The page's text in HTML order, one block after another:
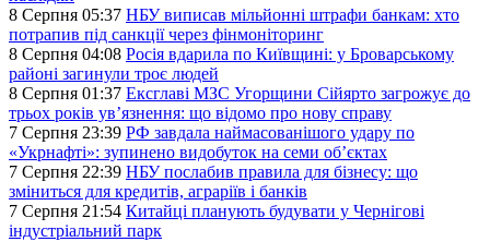
8 Серпня 05:37 НБУ виписав мільйонні штрафи банкам: хто
потрапив під санкції через фінмоніторинг
8 Серпня 04:08 Росія вдарила по Київщині: у Броварському
районі загинули троє людей
8 Серпня 01:37 Ексглаві МЗС Угорщини Сійярто загрожує до
трьох років ув’язнення: що відомо про нову справу
7 Серпня 23:39 РФ завдала наймасованішого удару по
«Укрнафті»: зупинено видобуток на семи об’єктах
7 Серпня 22:39 НБУ послабив правила для бізнесу: що
зміниться для кредитів, аграріїв і банків
7 Серпня 21:54 Китайці планують будувати у Чернігові
індустріальний парк